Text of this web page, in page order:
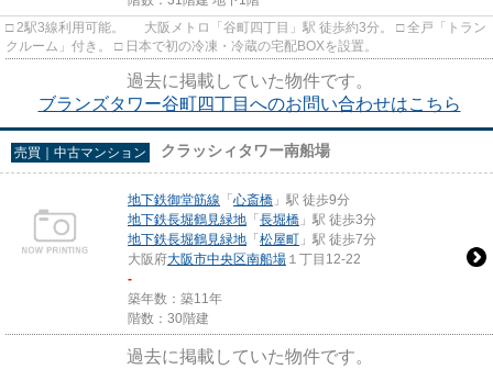
□ 2駅3線利用可能。 大阪メトロ「谷町四丁目」駅 徒歩約3分。 □ 全戸「トラン
クルーム」付き。 □ 日本で初の冷凍・冷蔵の宅配BOXを設置。
過去に掲載していた物件です。
ブランズタワー谷町四丁目へのお問い合わせはこちら
売買｜中古マンション クラッシィタワー南船場
地下鉄御堂筋線 「 心斎橋 」駅 徒歩9分
地下鉄長堀鶴見緑地 「 長堀橋 」駅 徒歩3分
地下鉄長堀鶴見緑地 「 松屋町 」駅 徒歩7分
大阪府大阪市中央区南船場 １丁目12-22
-
築年数：築11年
階数：30階建
過去に掲載していた物件です。